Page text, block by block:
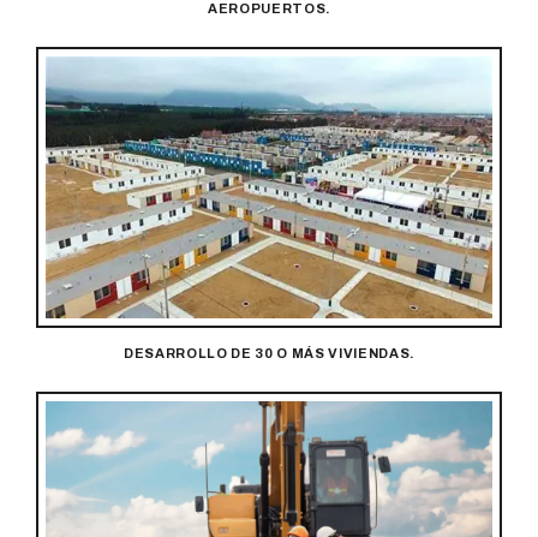
AEROPUERTOS.
DESARROLLO DE 30 O MÁS VIVIENDAS.